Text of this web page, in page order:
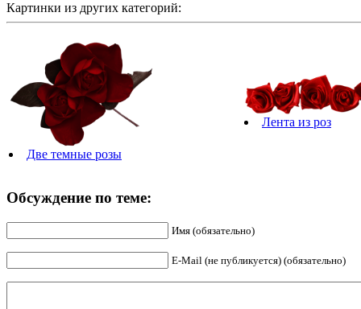
Картинки из других категорий:
Две темные розы
Лента из роз
Обсуждение по теме:
Имя (обязательно)
E-Mail (не публикуется) (обязательно)